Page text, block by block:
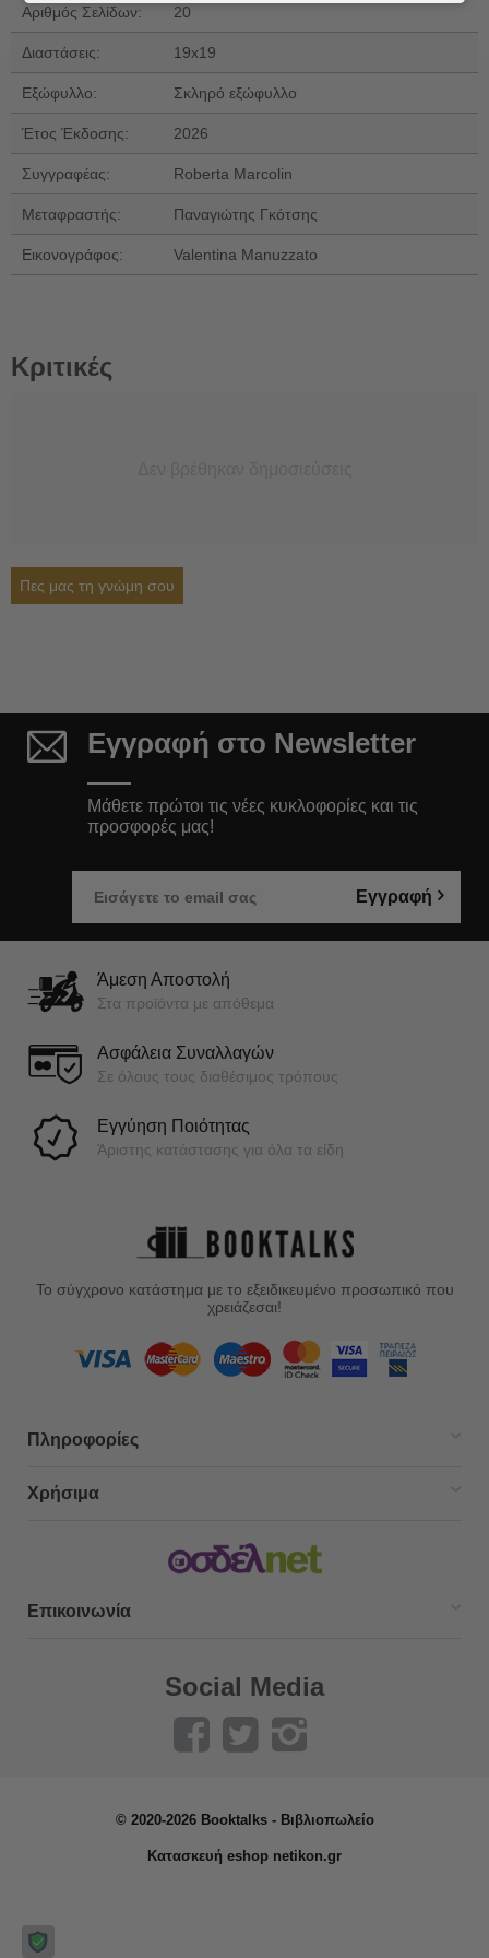
Αριθμός Σελίδων: 20
Διαστάσεις: 19x19
Εξώφυλλο: Σκληρό εξώφυλλο
Έτος Έκδοσης: 2026
Συγγραφέας: Roberta Marcolin
Μεταφραστής: Παναγιώτης Γκότσης
Εικονογράφος: Valentina Manuzzato
Κριτικές
Πες μας τη γνώμη σου
Εγγραφή στο Newsletter
Μάθετε πρώτοι τις νέες κυκλοφορίες και τις
προσφορές μας!
Εγγραφή
Άμεση Αποστολή
Στα προϊόντα με απόθεμα
Ασφάλεια Συναλλαγών
Σε όλους τους διαθέσιμος τρόπους
Εγγύηση Ποιότητας
Άριστης κατάστασης για όλα τα είδη
Το σύγχρονο κατάστημα με το εξειδικευμένο προσωπικό που
χρειάζεσαι!
Πληροφορίες
Χρήσιμα
Επικοινωνία
Social Media
© 2020-2026 Booktalks - Βιβλιοπωλείο
Κατασκευή eshop netikon.gr